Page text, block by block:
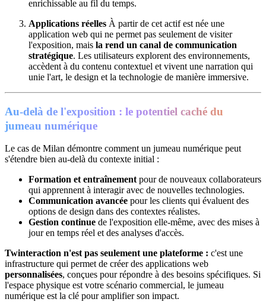
enrichissable au fil du temps.
Applications réelles À partir de cet actif est née une
application web qui ne permet pas seulement de visiter
l'exposition, mais la rend un canal de communication
stratégique. Les utilisateurs explorent des environnements,
accèdent à du contenu contextuel et vivent une narration qui
unie l'art, le design et la technologie de manière immersive.
Au-delà de l'exposition : le potentiel caché du
jumeau numérique
Le cas de Milan démontre comment un jumeau numérique peut
s'étendre bien au-delà du contexte initial :
Formation et entraînementpour de nouveaux collaborateurs
qui apprennent à interagir avec de nouvelles technologies.
Communication avancée pour les clients qui évaluent des
options de design dans des contextes réalistes.
Gestion continue de l'exposition elle-même, avec des mises à
jour en temps réel et des analyses d'accès.
Twinteraction n'est pas seulement une plateforme : c'est une
infrastructure qui permet de créer des applications web
personnalisées, conçues pour répondre à des besoins spécifiques. Si
l'espace physique est votre scénario commercial, le jumeau
numérique est la clé pour amplifier son impact.